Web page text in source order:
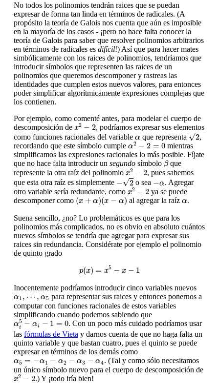
No todos los polinomios tendrán raices que se puedan
expresar de forma tan linda en términos de radicales. (A
propósito la teoría de Galois nos cuenta que aún es imposible
en la mayoría de los casos - ¡pero no hace falta conocer la
teoría de Galois para saber que resolver polinomios arbitrarios
en términos de radicales es difícil!) Así que para hacer mates
simbólicamente con los raices de polinomios, tendríamos que
introducir símbolos que representen las raices de un
polinomios que queremos descomponer y rastreas las
identidades que cumplen estos nuevos valores, para entonces
poder simplificar algorítmicamente expresiones complejas que
los contienen.
Por ejemplo, como comenté antes, para modelar el cuerpo de
descomposición de x2 − 2
x2−2
, podríamos expresar sus elementos
como funciones racionales del variable α
α que representa √2
2
,
recordando que este símbolo cumple α2 − 2 = 0
α2− 2=0
mientras
simplificamos las expresiones racionales lo más posible. Fíjate
que no hace falta introducir un segundo símbolo β
βque
represente la otra raíz del polinomio x2 − 2
x2−2
, pues sabemos
que esta otra raíz es simplemente −√2
−2
o sea −α
α . Agregar
otro variable sería redundante, como x2 − 2
x2− 2
ya se puede
descomponer como (x + α)(x − α)
(x+α)(x−α ) al agregar la raíz α
α .
Suena sencillo, ¿no? Lo problemáticos es que para los
polinomios más complicados, no es obvio en absoluto cuántos
nuevos símbolos se tendría que agregar para expresar sus
raices sin redundancia. Considérate por ejemplo el polinomio
de quinto grado
p(x) = x5 − x − 1
p x5
Inocentemente podríamos introducir cinco variables nuevos
α1 , ⋯ , α5
α1 ⋯, α 5
para representar sus raices y entonces ponernos a
computar con funciones racionales de estos variables
simplificando cuando podemos sabiendo que
α5
i − αi − 1 = 0
αi5−αi−1=0
. Con un poco más cuidado podríamos usar
las fórmulas de Vieta y darnos cuenta de que no haga falta un
quinto variable y que bastan cuatro, pues el quinto se puede
expresar en términos de los demás como
α5 = −α1 − α2 − α3 − α4
α5=− −α 3−
. (Tal y como sólo necesitamos
un único símbolo nuevo para el cuerpo de descomposición de
x2 − 2
x2 −2 .) Y ¡todo iría bien!